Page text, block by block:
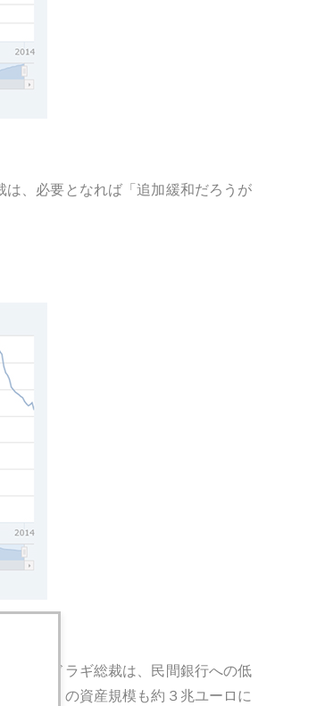
、必要となれば「追加緩和だろうが
で、ドラギ総裁は、民間銀行への低
ＥＣＢの資産規模も約３兆ユーロに